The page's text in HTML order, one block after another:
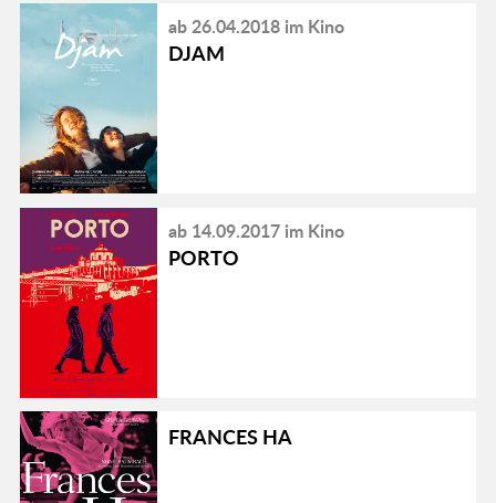
ab 26.04.2018 im Kino
DJAM
ab 14.09.2017 im Kino
PORTO
FRANCES HA